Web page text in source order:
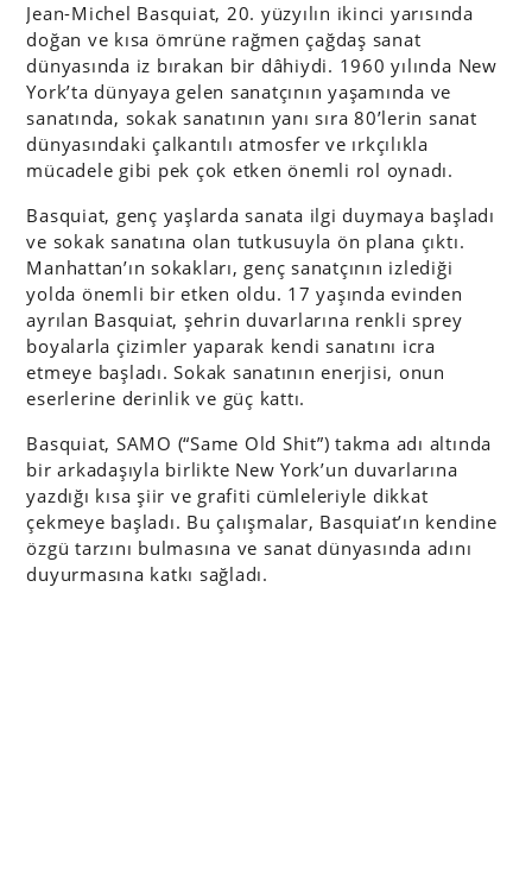
Jean-Michel Basquiat, 20. yüzyılın ikinci yarısında
doğan ve kısa ömrüne rağmen çağdaş sanat
dünyasında iz bırakan bir dâhiydi. 1960 yılında New
York’ta dünyaya gelen sanatçının yaşamında ve
sanatında, sokak sanatının yanı sıra 80’lerin sanat
dünyasındaki çalkantılı atmosfer ve ırkçılıkla
mücadele gibi pek çok etken önemli rol oynadı.
Basquiat, genç yaşlarda sanata ilgi duymaya başladı
ve sokak sanatına olan tutkusuyla ön plana çıktı.
Manhattan’ın sokakları, genç sanatçının izlediği
yolda önemli bir etken oldu. 17 yaşında evinden
ayrılan Basquiat, şehrin duvarlarına renkli sprey
boyalarla çizimler yaparak kendi sanatını icra
etmeye başladı. Sokak sanatının enerjisi, onun
eserlerine derinlik ve güç kattı.
Basquiat, SAMO (“Same Old Shit”) takma adı altında
bir arkadaşıyla birlikte New York’un duvarlarına
yazdığı kısa şiir ve grafiti cümleleriyle dikkat
çekmeye başladı. Bu çalışmalar, Basquiat’ın kendine
özgü tarzını bulmasına ve sanat dünyasında adını
duyurmasına katkı sağladı.